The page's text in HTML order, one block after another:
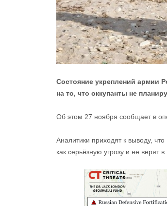
Состояние укреплений армии
на то, что оккупанты не
Об этом 27 ноября сообщает в
Аналитики приходят к выводу,
как серьёзную угрозу и не верят